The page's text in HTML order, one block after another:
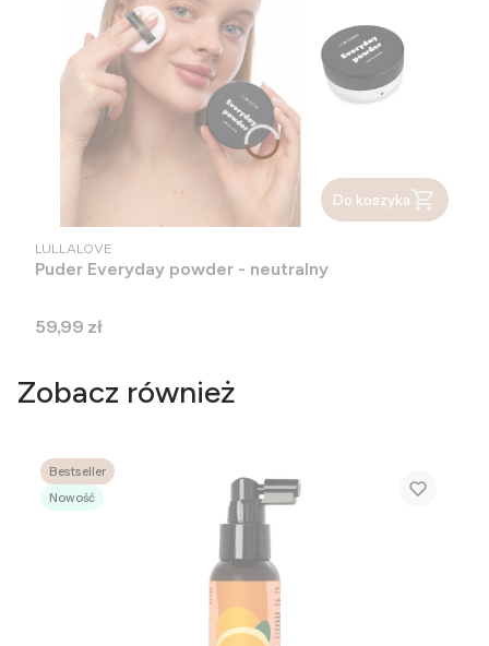
Do koszyka
PRODUCENT
LULLALOVE
Puder Everyday powder - neutralny
Cena
59,99 zł
Zobacz również
Bestseller
Nowość